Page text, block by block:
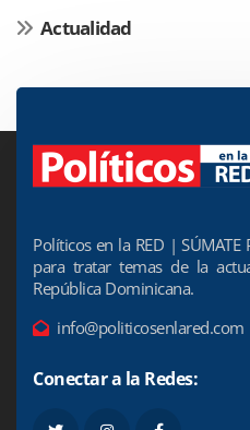
Actualidad
Políticos en la RED |
para tratar temas de la
República Dominicana.
info@politicosenlared.com
Conectar a la Redes: